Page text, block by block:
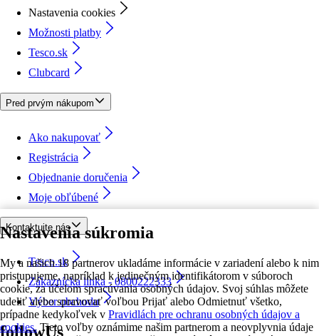
Nastavenia súkromia
My a našich 18 partnerov ukladáme informácie v zariadení alebo k nim
pristupujeme, napríklad k jedinečným identifikátorom v súboroch
cookie, za účelom spracúvania osobných údajov. Svoj súhlas môžete
udeliť alebo spravovať voľbou Prijať alebo Odmietnuť všetko,
prípadne kedykoľvek v Pravidlách pre ochranu osobných údajov a
cookies. Tieto voľby oznámime našim partnerom a neovplyvnia údaje
Nastavenia cookies
Možnosti platby
Tesco.sk
Clubcard
Pred prvým nákupom
Ako nakupovať
Registrácia
Objednanie doručenia
Moje obľúbené
Kontaktujte nás
Tesco.sk
Zákaznícka linka - 0800222333
Výber obchodu
followUs